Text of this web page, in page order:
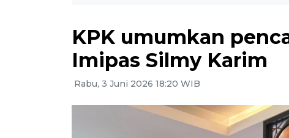
KPK umumkan
Imipas Silmy Karim
Rabu, 3 Juni 2026 18:20 WIB